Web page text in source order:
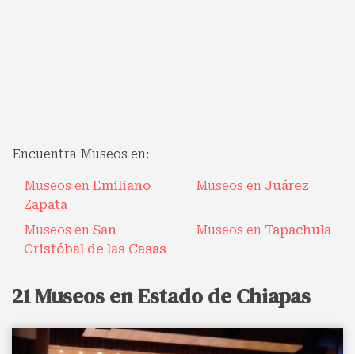
Encuentra Museos en:
Museos en Emiliano
Zapata
Museos en Juárez
Museos en San
Cristóbal de las Casas
Museos en Tapachula
21 Museos en Estado de Chiapas